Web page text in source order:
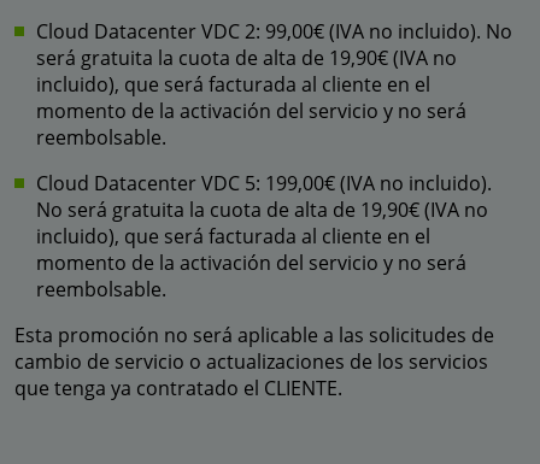
Cloud Datacenter VDC 2: 99,00€ (IVA no incluido). No
será gratuita la cuota de alta de 19,90€ (IVA no
incluido), que será facturada al cliente en el
momento de la activación del servicio y no será
reembolsable.
Cloud Datacenter VDC 5: 199,00€ (IVA no incluido).
No será gratuita la cuota de alta de 19,90€ (IVA no
incluido), que será facturada al cliente en el
momento de la activación del servicio y no será
reembolsable.
Esta promoción no será aplicable a las solicitudes de
cambio de servicio o actualizaciones de los servicios
que tenga ya contratado el CLIENTE.